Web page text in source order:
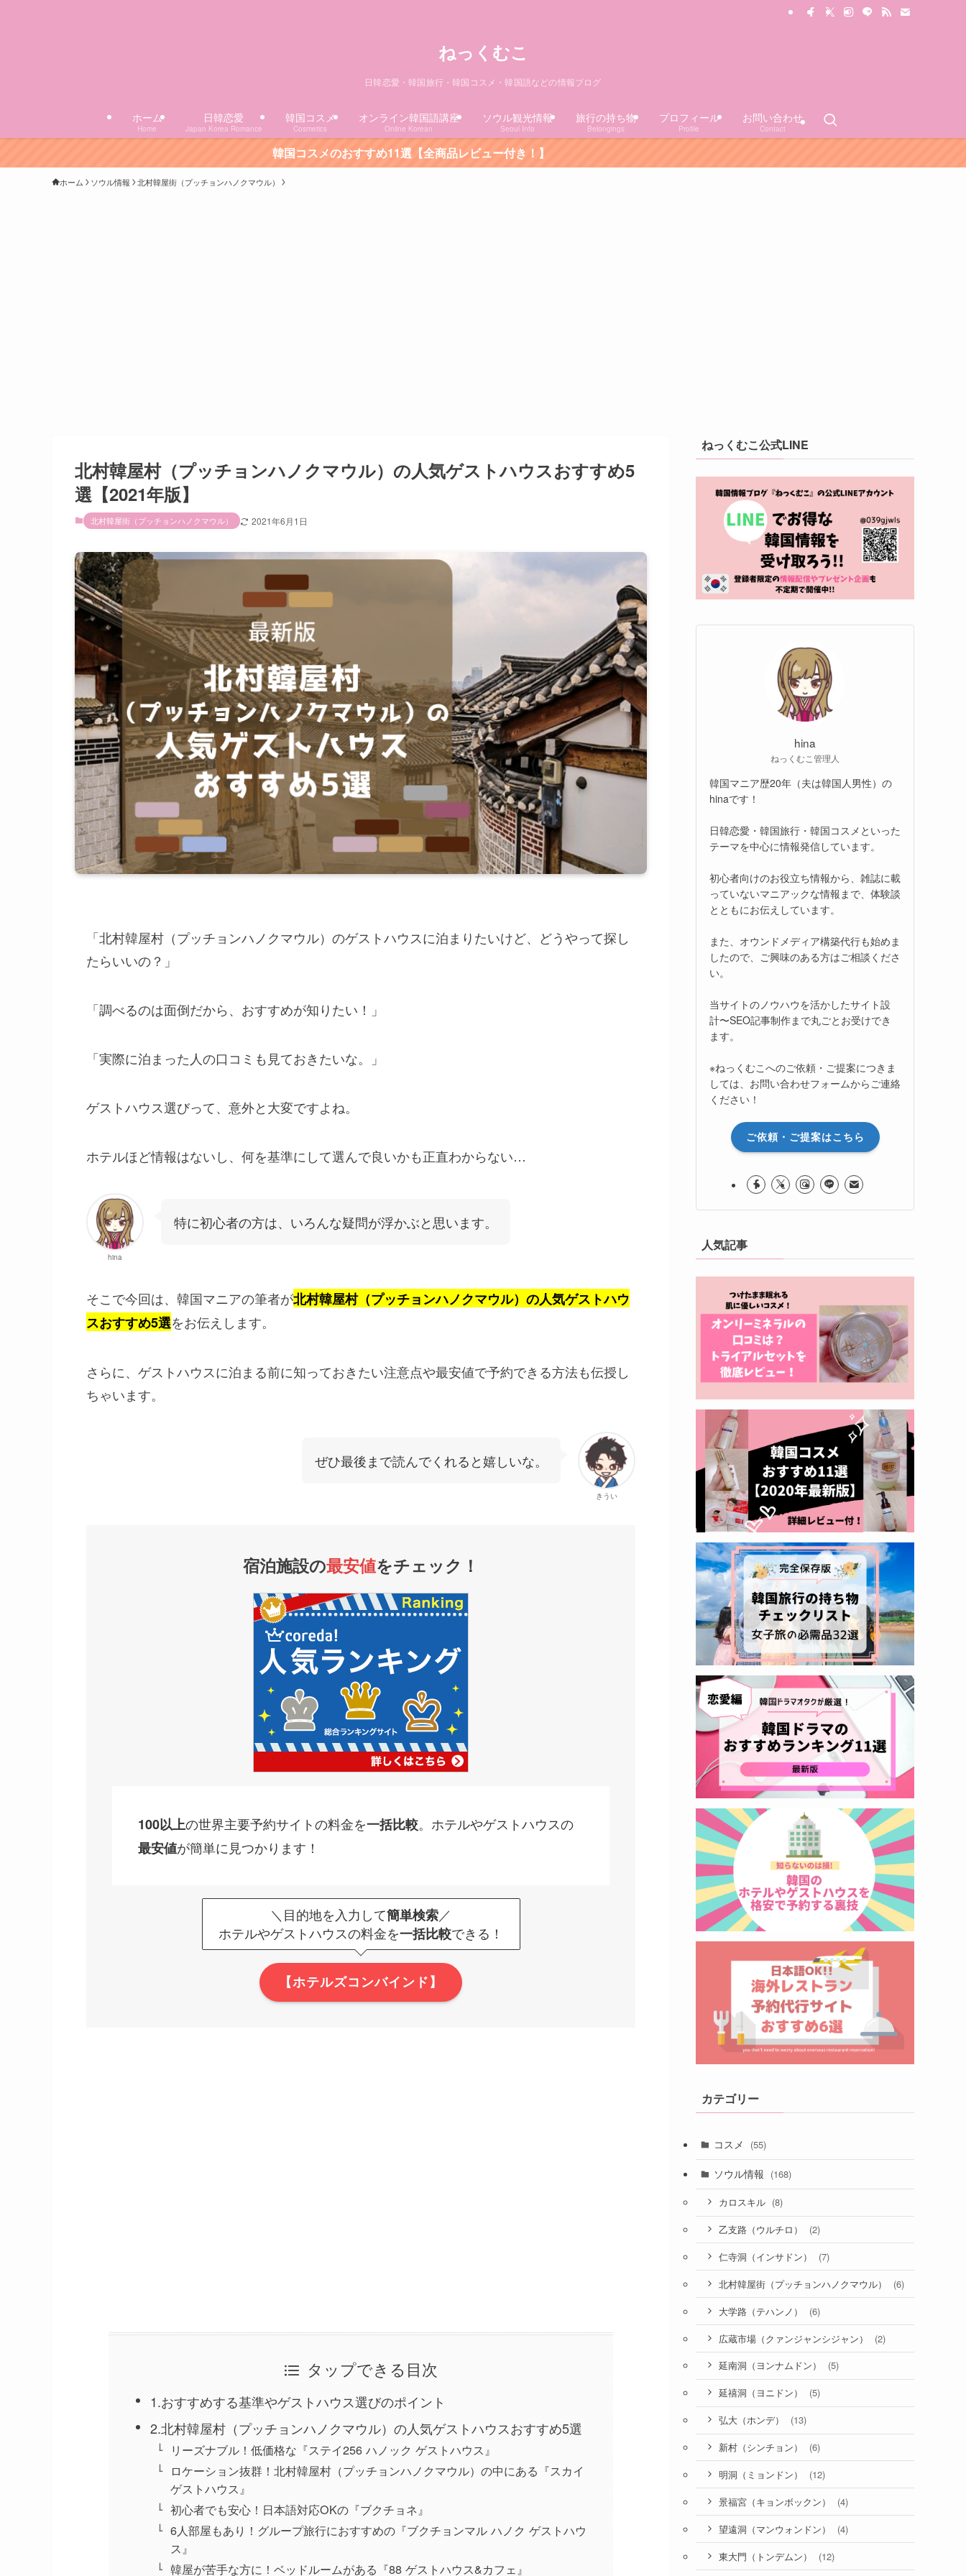
ねっくむこ
日韓恋愛・韓国旅行・韓国コスメ・韓国語などの情報ブログ
ホーム
Home
日韓恋愛
Japan Korea Romance
韓国コスメ
Cosmetics
オンライン韓国語講座
Online Korean
ソウル観光情報
Seoul Info
旅行の持ち物
Belongings
プロフィール
Profile
お問い合わせ
Contact
韓国コスメのおすすめ11選【全商品レビュー付き！】
ホーム ソウル情報 北村韓屋街（プッチョンハノクマウル）
北村韓屋村（プッチョンハノクマウル）の人気ゲストハウスおすすめ5
選【2021年版】
北村韓屋街（プッチョンハノクマウル） 2021年6月1日
「北村韓屋村（プッチョンハノクマウル）のゲストハウスに泊まりたいけど、どうやって探し
たらいいの？」
「調べるのは面倒だから、おすすめが知りたい！」
「実際に泊まった人の口コミも見ておきたいな。」
ゲストハウス選びって、意外と大変ですよね。
ホテルほど情報はないし、何を基準にして選んで良いかも正直わからない…
hina
特に初心者の方は、いろんな疑問が浮かぶと思います。
そこで今回は、韓国マニアの筆者が北村韓屋村（プッチョンハノクマウル）の人気ゲストハウ
スおすすめ5選をお伝えします。
さらに、ゲストハウスに泊まる前に知っておきたい注意点や最安値で予約できる方法も伝授し
ちゃいます。
きうい
ぜひ最後まで読んでくれると嬉しいな。
宿泊施設の最安値をチェック！
100以上の世界主要予約サイトの料金を一括比較。ホテルやゲストハウスの
最安値が簡単に見つかります！
＼目的地を入力して簡単検索／
ホテルやゲストハウスの料金を一括比較できる！
【ホテルズコンバインド】
タップできる目次
1.おすすめする基準やゲストハウス選びのポイント
2.北村韓屋村（プッチョンハノクマウル）の人気ゲストハウスおすすめ5選
リーズナブル！低価格な『ステイ256 ハノック ゲストハウス』
ロケーション抜群！北村韓屋村（プッチョンハノクマウル）の中にある『スカイ
ゲストハウス』
初心者でも安心！日本語対応OKの『ブクチョネ』
6人部屋もあり！グループ旅行におすすめの『ブクチョンマル ハノク ゲストハウ
ス』
韓屋が苦手な方に！ベッドルームがある『88 ゲストハウス&カ​​フェ』
ねっくむこ公式LINE
hina
ねっくむこ管理人
韓国マニア歴20年（夫は韓国人男性）の
hinaです！
日韓恋愛・韓国旅行・韓国コスメといった
テーマを中心に情報発信しています。
初心者向けのお役立ち情報から、雑誌に載
っていないマニアックな情報まで、体験談
とともにお伝えしています。
また、オウンドメディア構築代行も始めま
したので、ご興味のある方はご相談くださ
い。
当サイトのノウハウを活かしたサイト設
計〜SEO記事制作まで丸ごとお受けでき
ます。
※ねっくむこへのご依頼・ご提案につきま
しては、お問い合わせフォームからご連絡
ください！
ご依頼・ご提案はこちら
人気記事
カテゴリー
コスメ (55)
ソウル情報 (168)
カロスキル (8)
乙支路（ウルチロ） (2)
仁寺洞（インサドン） (7)
北村韓屋街（プッチョンハノクマウル） (6)
大学路（テハンノ） (6)
広蔵市場（クァンジャンシジャン） (2)
延南洞（ヨンナムドン） (5)
延禧洞（ヨニドン） (5)
弘大（ホンデ） (13)
新村（シンチョン） (6)
明洞（ミョンドン） (12)
景福宮（キョンボックン） (4)
望遠洞（マンウォンドン） (4)
東大門（トンデムン） (12)